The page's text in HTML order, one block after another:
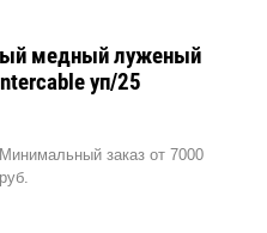
медный луженый
уп/25
Минимальный заказ от 7000
руб.